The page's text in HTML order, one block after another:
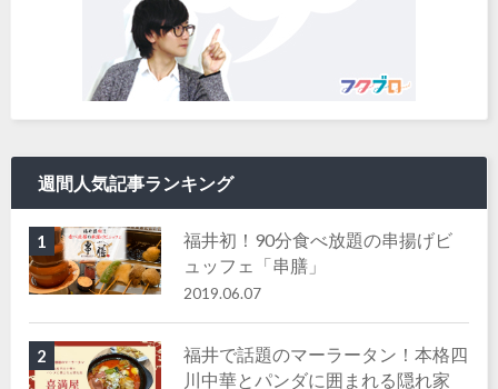
週間人気記事ランキング
1
福井初！90分食べ放題の串揚げビ
ュッフェ「串膳」
2019.06.07
2
福井で話題のマーラータン！本格四
川中華とパンダに囲まれる隠れ家